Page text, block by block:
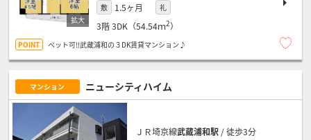
敷 1.5ヶ月 礼
3階3DK（54.54ｍ2）
ペット可!!武蔵浦和の３DK賃貸マンション♪
マンション ニューシティハイム
ＪＲ埼京線武蔵浦和駅 / 徒歩3分